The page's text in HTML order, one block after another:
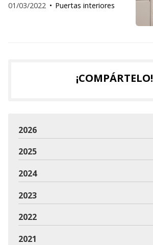
01/03/2022 Puertas interiores
¡COMPÁRTELO!
2026
2025
2024
2023
2022
2021